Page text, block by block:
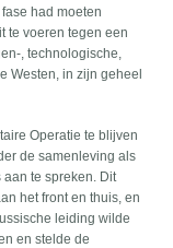
had moeten
te voeren tegen een
, technologische,
Westen, in zijn geheel
Operatie te blijven
de samenleving als
te spreken. Dit
het front en thuis, en
leiding wilde
en stelde de